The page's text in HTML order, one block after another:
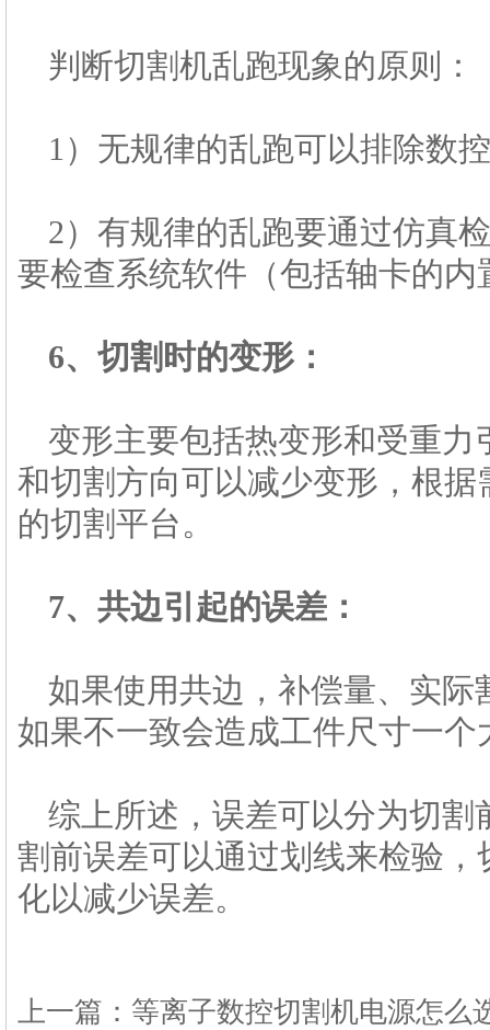
判断切割机乱跑现象的原则：
1）无规律的乱跑可以排除数
2）有规律的乱跑要通过仿真
要检查系统软件（包括轴卡的内
6、切割时的变形：
变形主要包括热变形和受重
和切割方向可以减少变形，根
的切割平台。
7、共边引起的误差：
如果使用共边，补偿量、实
如果不一致会造成工件尺寸一个
综上所述，误差可以分为切
割前误差可以通过划线来检验
化以减少误差。
上一篇： 等离子数控切割机电源怎么